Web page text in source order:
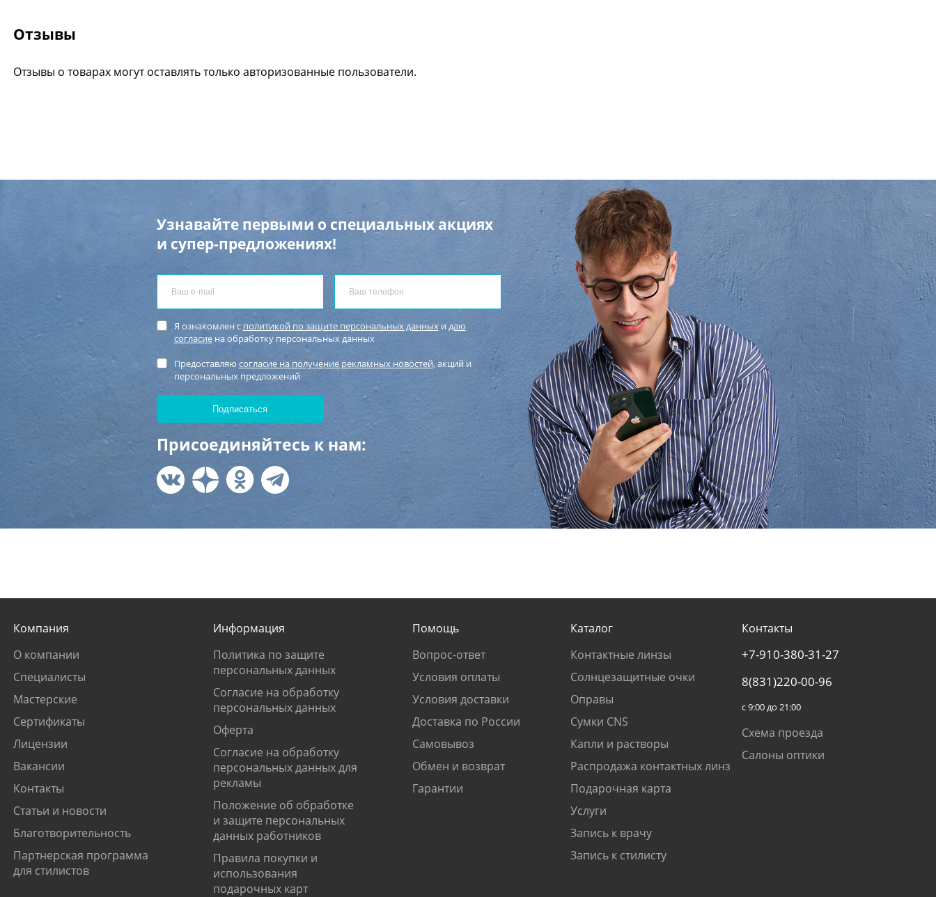
Отзывы
Отзывы о товарах могут оставлять только авторизованные пользователи.
Узнавайте первыми о специальных акциях
и супер-предложениях!
Я ознакомлен с политикой по защите персональных данных и даю
согласиена обработку персональных данных
Предоставляю согласие на получение рекламных новостей, акций и
персональных предложений
Присоединяйтесь к нам:
Компания
О компании
Специалисты
Мастерские
Сертификаты
Лицензии
Вакансии
Контакты
Статьи и новости
Благотворительность
Партнерская программа
для стилистов
Информация
Политика по защите
персональных данных
Согласие на обработку
персональных данных
Оферта
Согласие на обработку
персональных данных для
рекламы
Положение об обработке
и защите персональных
данных работников
Правила покупки и
использования
подарочных карт
Помощь
Вопрос-ответ
Условия оплаты
Условия доставки
Доставка по России
Самовывоз
Обмен и возврат
Гарантии
Каталог
Контактные линзы
Солнцезащитные очки
Оправы
Сумки CNS
Капли и растворы
Распродажа контактных линз
Подарочная карта
Услуги
Запись к врачу
Запись к стилисту
Контакты
+7-910-380-31-27
8(831)220-00-96
с 9:00 до 21:00
Схема проезда
Салоны оптики